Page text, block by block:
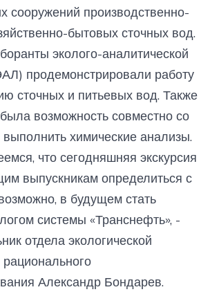
сооружений производственно-
бытовых сточных вод.
эколого-аналитической
продемонстрировали работу
сточных и питьевых вод. Также
возможность совместно со
химические анализы.
что сегодняшняя экскурсия
выпускникам определиться с
в будущем стать
системы «Транснефть», -
отдела экологической
рационального
Александр Бондарев.